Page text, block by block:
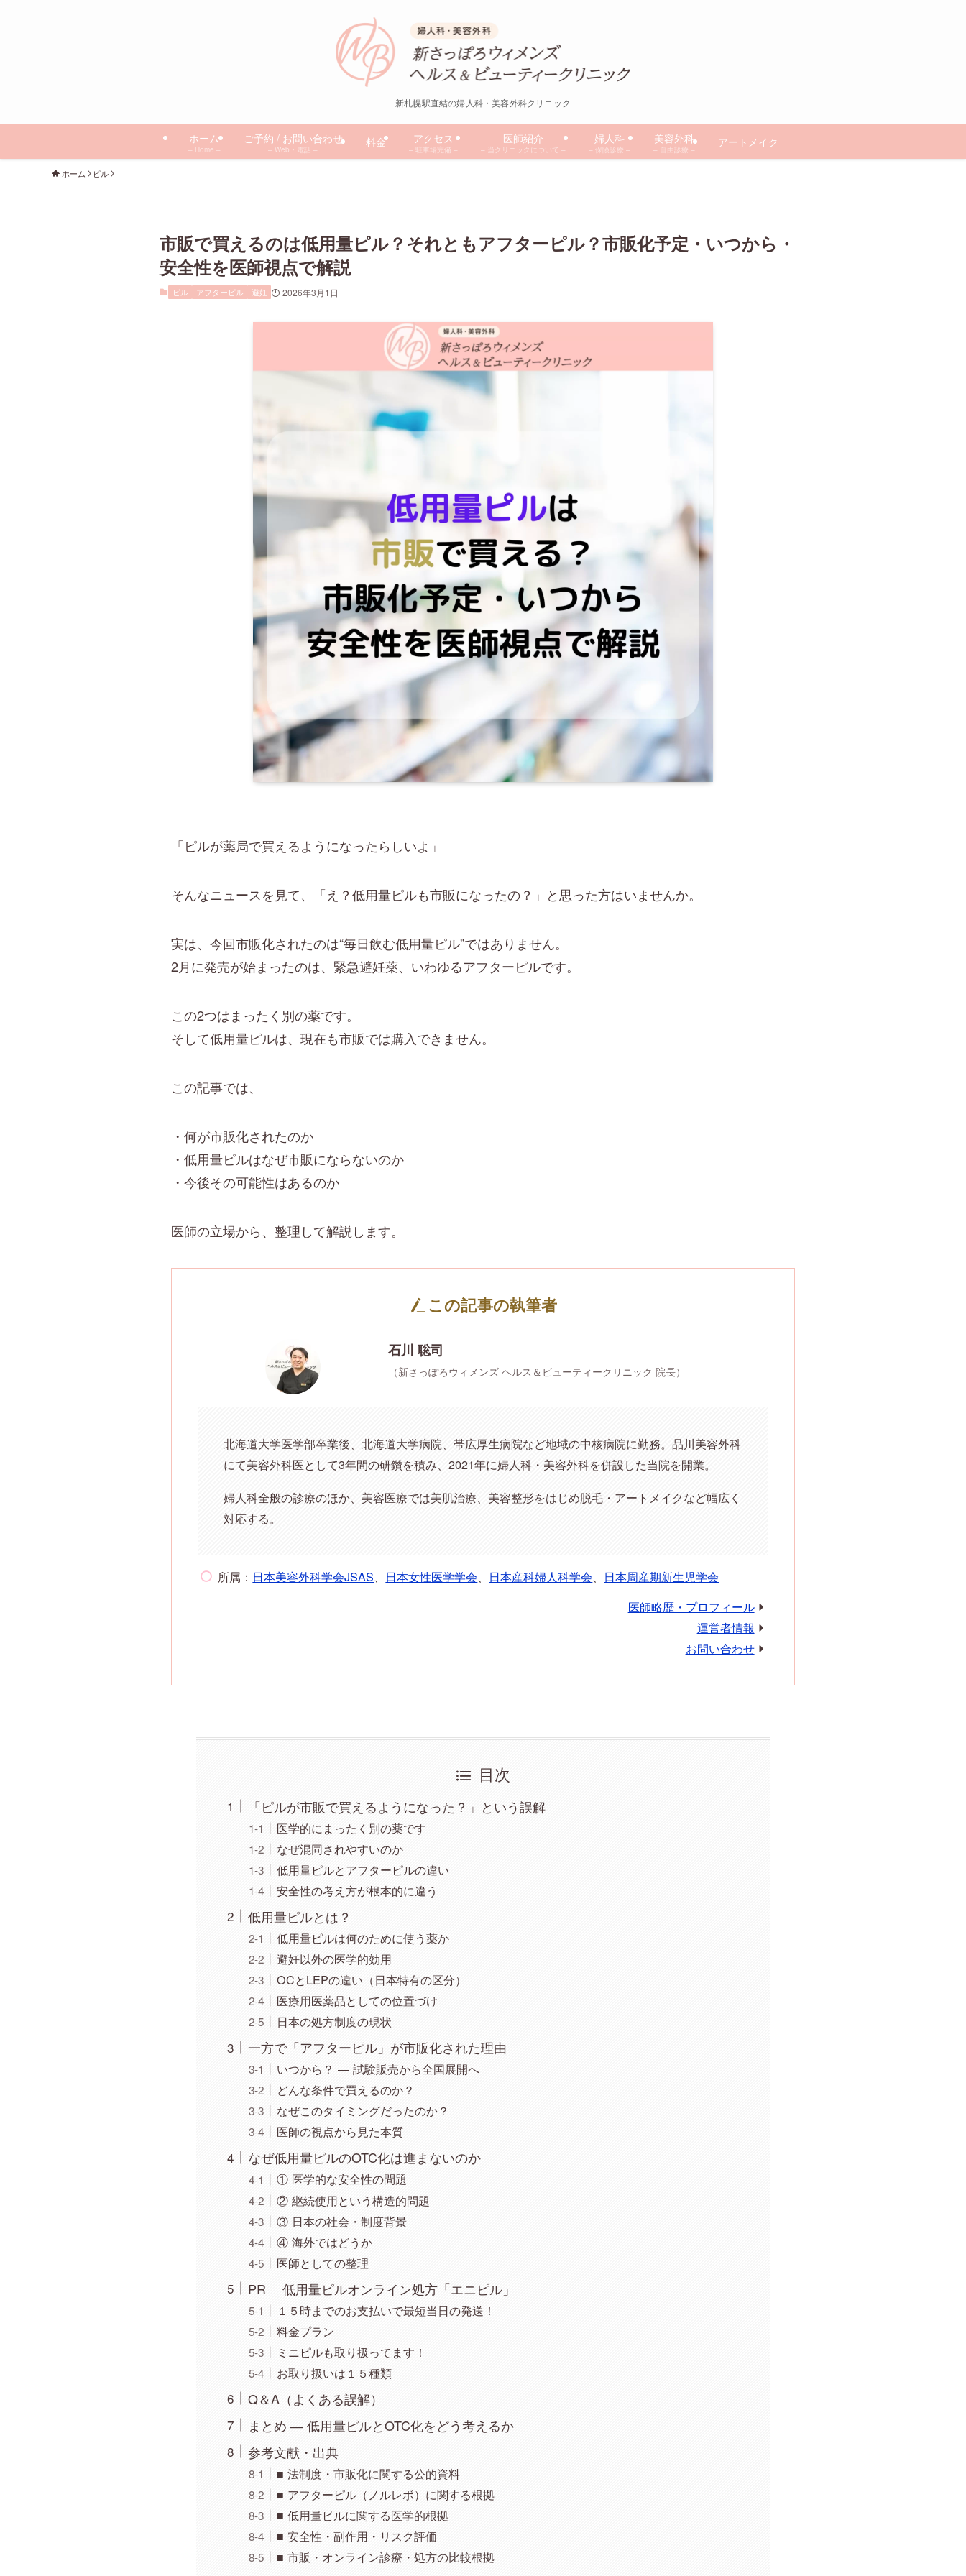
新札幌駅直結の婦人科・美容外科クリニック
ホーム
– Home –
ご予約 / お問い合わせ
– Web・電話 –
料金 アクセス
– 駐車場完備 –
医師紹介
– 当クリニックについて –
婦人科
– 保険診療 –
美容外科
– 自由診療 –
アートメイク
ホーム ピル
市販で買えるのは低用量ピル？それともアフターピル？市販化予定・いつから・
安全性を医師視点で解説
ピル アフターピル 避妊 2026年3月1日
「ピルが薬局で買えるようになったらしいよ」
そんなニュースを見て、「え？低用量ピルも市販になったの？」と思った方はいませんか。
実は、今回市販化されたのは“毎日飲む低用量ピル”ではありません。
2月に発売が始まったのは、緊急避妊薬、いわゆるアフターピルです。
この2つはまったく別の薬です。
そして低用量ピルは、現在も市販では購入できません。
この記事では、
・何が市販化されたのか
・低用量ピルはなぜ市販にならないのか
・今後その可能性はあるのか
医師の立場から、整理して解説します。
この記事の執筆者
石川 聡司
（新さっぽろウィメンズ ヘルス＆ビューティークリニック 院長）
北海道大学医学部卒業後、北海道大学病院、帯広厚生病院など地域の中核病院に勤務。品川美容外科
にて美容外科医として3年間の研鑽を積み、2021年に婦人科・美容外科を併設した当院を開業。
婦人科全般の診療のほか、美容医療では美肌治療、美容整形をはじめ脱毛・アートメイクなど幅広く
対応する。
所属： 日本美容外科学会JSAS 日本女性医学学会 日本産科婦人科学会
日本周産期新生児学会
医師略歴・プロフィール
運営者情報
お問い合わせ
目次
「ピルが市販で買えるようになった？」という誤解
医学的にまったく別の薬です
なぜ混同されやすいのか
低用量ピルとアフターピルの違い
安全性の考え方が根本的に違う
低用量ピルとは？
低用量ピルは何のために使う薬か
避妊以外の医学的効用
OCとLEPの違い（日本特有の区分）
医療用医薬品としての位置づけ
日本の処方制度の現状
一方で「アフターピル」が市販化された理由
いつから？ ― 試験販売から全国展開へ
どんな条件で買えるのか？
なぜこのタイミングだったのか？
医師の視点から見た本質
なぜ低用量ピルのOTC化は進まないのか
① 医学的な安全性の問題
② 継続使用という構造的問題
③ 日本の社会・制度背景
④ 海外ではどうか
医師としての整理
PR 低用量ピルオンライン処方「エニピル」
１５時までのお支払いで最短当日の発送！
料金プラン
ミニピルも取り扱ってます！
お取り扱いは１５種類
Q＆A（よくある誤解）
まとめ ― 低用量ピルとOTC化をどう考えるか
参考文献・出典
■ 法制度・市販化に関する公的資料
■ アフターピル（ノルレボ）に関する根拠
■ 低用量ピルに関する医学的根拠
■ 安全性・副作用・リスク評価
■ 市販・オンライン診療・処方の比較根拠